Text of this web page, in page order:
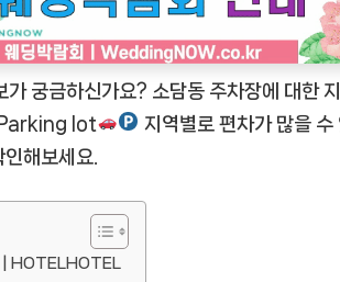
가 궁금하신가요? 소담동 주차장에 대한
Parking lot
지역별로 편차가 많을 수
해보세요.
HOTELHOTEL